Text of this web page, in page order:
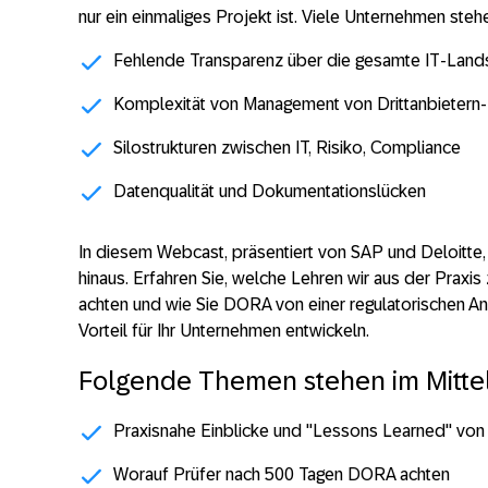
nur ein einmaliges Projekt ist. Viele Unternehmen
Fehlende Transparenz über die gesamte IT-
Komplexität von Management von
Silostrukturen zwischen IT, Risiko, Compliance
Datenqualität und Dokumentationslücken
In diesem Webcast, präsentiert von SAP und
hinaus. Erfahren Sie, welche Lehren wir aus der
achten und wie Sie DORA von einer regulatorischen
Vorteil für Ihr Unternehmen entwickeln.
Folgende Themen stehen im
Praxisnahe Einblicke und "Lessons Learned"
Worauf Prüfer nach 500 Tagen DORA achten